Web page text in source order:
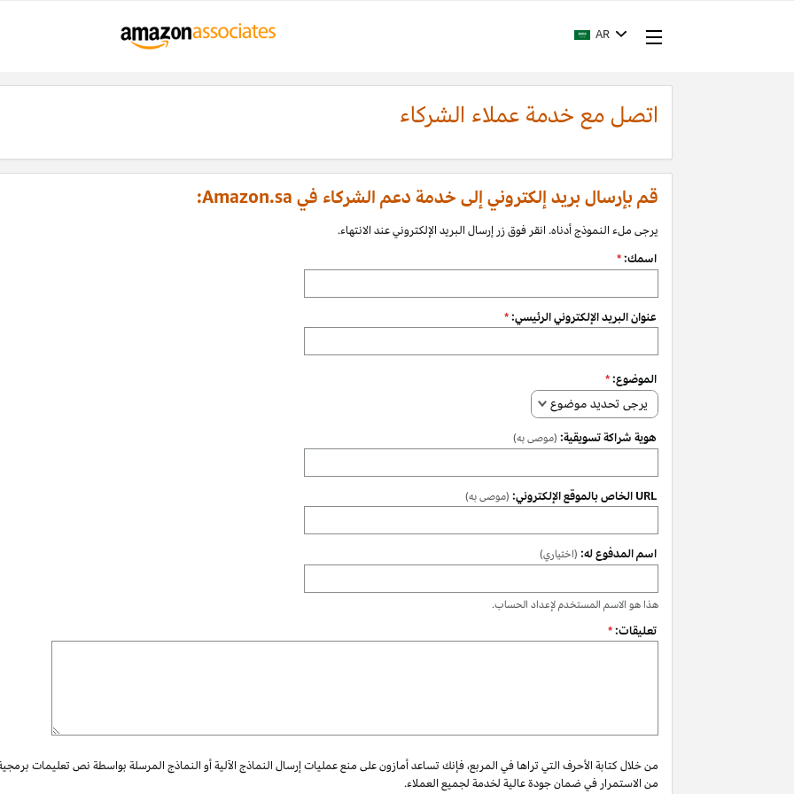
AR
اتصل مع خدمة عملاء الشركاء
قم بإرسال بريد إلكتروني إلى خدمة دعم الشركاء في Amazon.sa:
يرجى ملء النموذج أدناه. انقر فوق زر إرسال البريد الإلكتروني عند الانتهاء.
اسمك:*
عنوان البريد الإلكتروني الرئيسي:*
الموضوع:*
يرجى تحديد موضوع
هوية شراكة تسويقية: (موصى به)
URL الخاص بالموقع الإلكتروني: (موصى به)
اسم المدفوع له: (اختياري)
هذا هو الاسم المستخدم لإعداد الحساب.
تعليقات:*
من خلال كتابة الأحرف التي تراها في المربع، فإنك تساعد أمازون على منع عمليات إرسال النماذج الآلية أو النماذج المرسلة بواسطة نص تعليمات
من الاستمرار في ضمان جودة عالية لخدمة لجميع العملاء.